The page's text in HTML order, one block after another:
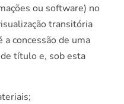
ou software) no
transitória
a concessão de uma
título e, sob esta